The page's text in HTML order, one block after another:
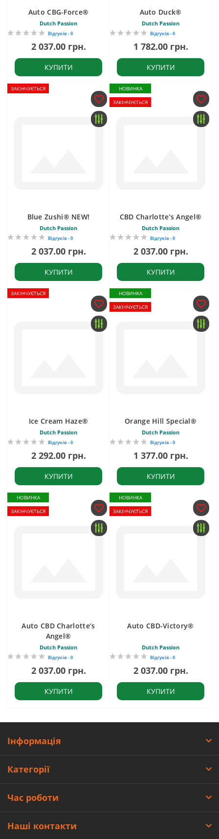
Auto CBG-Force®
Dutch Passion
Відгуків - 0
2 037.00 грн.
КУПИТИ
Auto Duck®
Dutch Passion
Відгуків - 0
1 782.00 грн.
КУПИТИ
ЗАКІНЧУЄТЬСЯ
Blue Zushi® NEW!
Dutch Passion
Відгуків - 0
2 037.00 грн.
КУПИТИ
НОВИНКА
ЗАКІНЧУЄТЬСЯ
CBD Charlotte’s Angel®
Dutch Passion
Відгуків - 0
2 037.00 грн.
КУПИТИ
ЗАКІНЧУЄТЬСЯ
Ice Cream Haze®
Dutch Passion
Відгуків - 0
2 292.00 грн.
КУПИТИ
НОВИНКА
ЗАКІНЧУЄТЬСЯ
Orange Hill Special®
Dutch Passion
Відгуків - 0
1 377.00 грн.
КУПИТИ
НОВИНКА
ЗАКІНЧУЄТЬСЯ
Auto CBD Charlotte’s
Angel®
Dutch Passion
Відгуків - 0
2 037.00 грн.
КУПИТИ
НОВИНКА
ЗАКІНЧУЄТЬСЯ
Auto CBD-Victory®
Dutch Passion
Відгуків - 0
2 037.00 грн.
КУПИТИ
Інформація
Категорії
Час роботи
Наші контакти